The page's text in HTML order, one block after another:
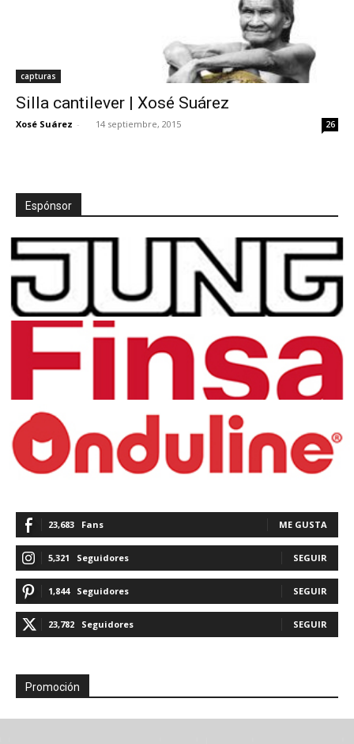
capturas
Silla cantilever | Xosé Suárez
Xosé Suárez - 14 septiembre, 2015 26
Espónsor
23,683 Fans ME GUSTA
5,321 Seguidores SEGUIR
1,844 Seguidores SEGUIR
23,782 Seguidores SEGUIR
Promoción